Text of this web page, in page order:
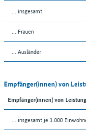
... insgesamt
... Frauen
... Ausländer
Empfänger(innen) von
Empfänger(innen) von
... insgesamt je 1.000